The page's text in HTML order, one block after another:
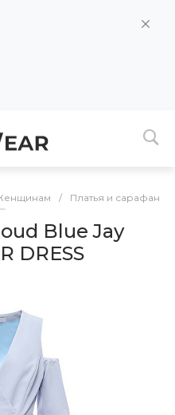
/ Платья и сарафаны
Blue Jay
DRESS